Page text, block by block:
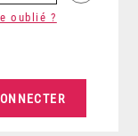
oublié ?